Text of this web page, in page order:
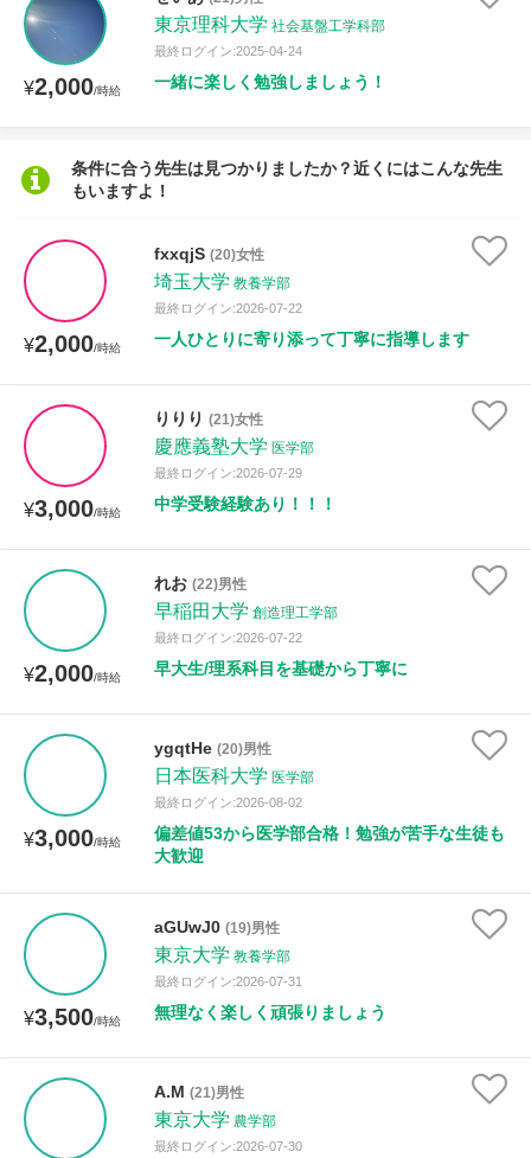
¥2,000/時給
東京理科大学 社会基盤工学科部
最終ログイン:2025-04-24
一緒に楽しく勉強しましょう！
条件に合う先生は見つかりましたか？近くにはこんな先生
もいますよ！
¥2,000/時給
fxxqjS (20)女性
埼玉大学 教養学部
最終ログイン:2026-07-22
一人ひとりに寄り添って丁寧に指導します
¥3,000/時給
りりり (21)女性
慶應義塾大学 医学部
最終ログイン:2026-07-29
中学受験経験あり！！！
¥2,000/時給
れお (22)男性
早稲田大学 創造理工学部
最終ログイン:2026-07-22
早大生/理系科目を基礎から丁寧に
¥3,000/時給
ygqtHe (20)男性
日本医科大学 医学部
最終ログイン:2026-08-02
偏差値53から医学部合格！勉強が苦手な生徒も
大歓迎
¥3,500/時給
aGUwJ0 (19)男性
東京大学 教養学部
最終ログイン:2026-07-31
無理なく楽しく頑張りましょう
A.M (21)男性
東京大学 農学部
最終ログイン:2026-07-30